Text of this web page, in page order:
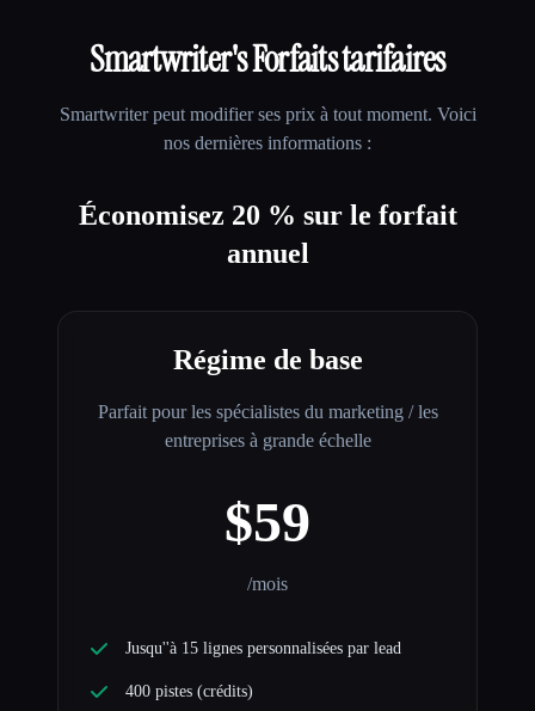
Smartwriter's Forfaits tarifaires
Smartwriterpeut modifier ses prix à tout moment. Voici
nos dernières informations :
Économisez 20 % sur le forfait
annuel
Régime de base
Parfait pour les spécialistes du marketing / les
entreprises à grande échelle
$59
/mois
Jusqu''à 15 lignes personnalisées par lead
400 pistes (crédits)